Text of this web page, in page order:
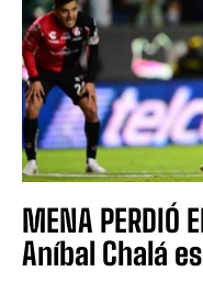
MENA PERDIÓ
Aníbal Chalá es